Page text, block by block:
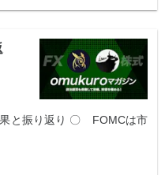
と振り返り 〇 FOMCは市